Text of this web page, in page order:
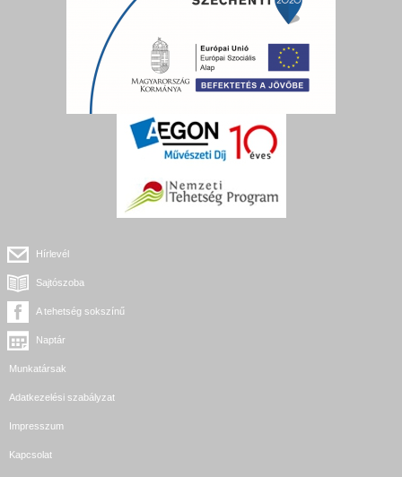
Hírlevél
Sajtószoba
A tehetség sokszínű
Naptár
Munkatársak
Adatkezelési szabályzat
Impresszum
Kapcsolat